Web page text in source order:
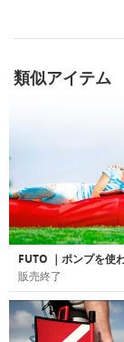
類似アイテム
販売終了